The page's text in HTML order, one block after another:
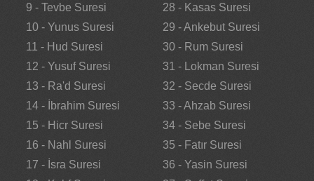
9 - Tevbe Suresi
10 - Yunus Suresi
11 - Hud Suresi
12 - Yusuf Suresi
13 - Ra'd Suresi
14 - İbrahim Suresi
15 - Hicr Suresi
16 - Nahl Suresi
17 - İsra Suresi
28 - Kasas Suresi
29 - Ankebut Suresi
30 - Rum Suresi
31 - Lokman Suresi
32 - Secde Suresi
33 - Ahzab Suresi
34 - Sebe Suresi
35 - Fatır Suresi
36 - Yasin Suresi